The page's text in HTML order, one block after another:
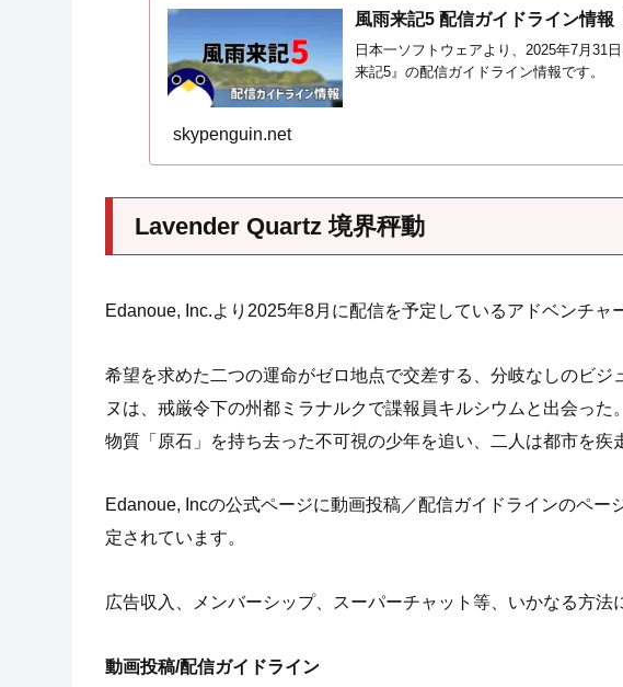
風雨来記5 配信ガイドライン情報
日本一ソフトウェアより、2025年7月31
来記5』の配信ガイドライン情報です。
skypenguin.net
Lavender Quartz 境界秤動
Edanoue, Inc.より2025年8月に配信を予定しているアドベンチャ
希望を求めた二つの運命がゼロ地点で交差する、分岐なしのビ
ヌは、戒厳令下の州都ミラナルクで諜報員キルシウムと出会っ
物質「原石」を持ち去った不可視の少年を追い、二人は都市を疾
Edanoue, Incの公式ページに動画投稿／配信ガイドラインのペ
定されています。
広告収入、メンバーシップ、スーパーチャット等、いかなる方法
動画投稿/配信ガイドライン